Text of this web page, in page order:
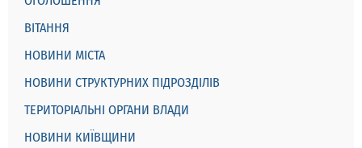
ВІТАННЯ
НОВИНИ МІСТА
НОВИНИ СТРУКТУРНИХ ПІДРОЗДІЛІВ
ТЕРИТОРІАЛЬНІ ОРГАНИ ВЛАДИ
НОВИНИ КИЇВЩИНИ